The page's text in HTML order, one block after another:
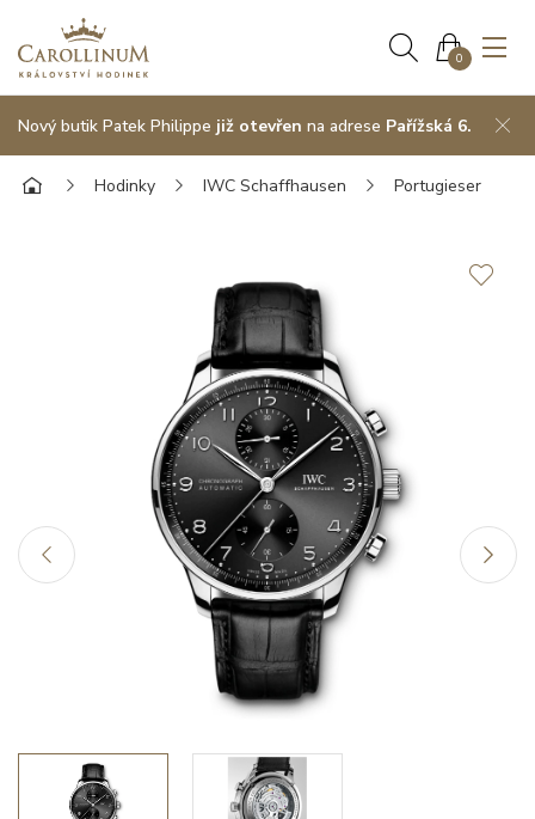
0
Nový butik Patek Philippe již otevřen na adrese Pařížská 6.
Hodinky IWC Schaffhausen Portugieser